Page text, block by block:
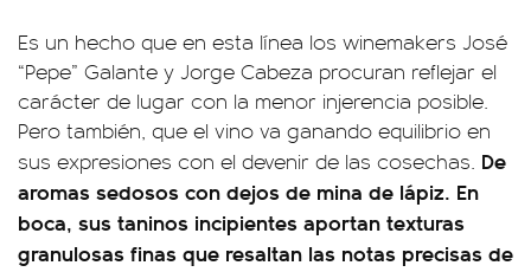
Es un hecho que en esta línea los winemakers José
“Pepe” Galante y Jorge Cabeza procuran reflejar el
carácter de lugar con la menor injerencia posible.
Pero también, que el vino va ganando equilibrio en
sus expresiones con el devenir de las cosechas. De
aromas sedosos con dejos de mina de lápiz. En
boca, sus taninos incipientes aportan texturas
granulosas finas que resaltan las notas precisas de